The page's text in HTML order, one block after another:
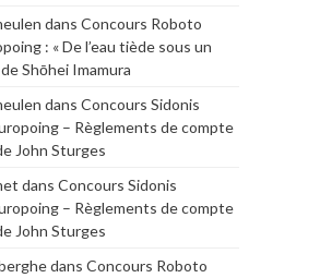
dans Concours Roboto
: « De l’eau tiède sous un
Shōhei Imamura
dans Concours Sidonis
– Règlements de compte
John Sturges
dans Concours Sidonis
– Règlements de compte
John Sturges
dans Concours Roboto